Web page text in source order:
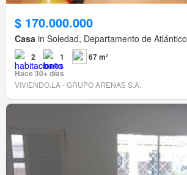
$ 170.000.000
Casa in Soledad, Departamento de Atlántico
2 1
67 m²
Hace 30+ días
VIVIENDO.LA - GRUPO ARENAS S.A.